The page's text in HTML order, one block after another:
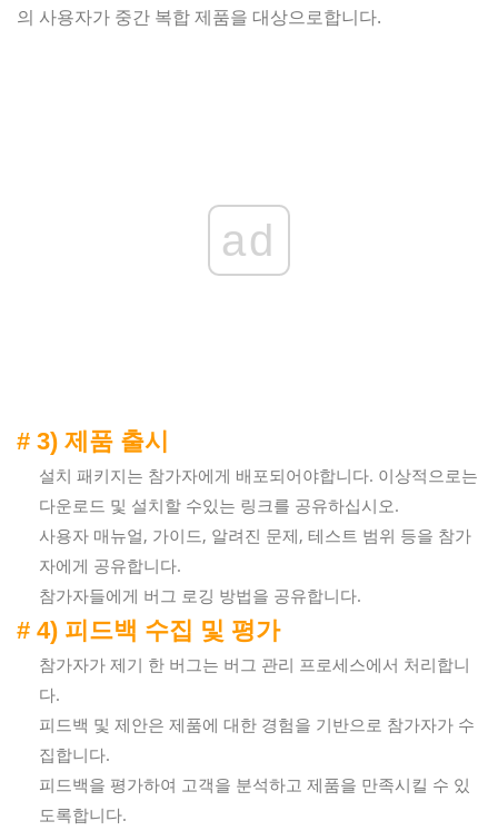
의 사용자가 중간 복합 제품을 대상으로합니다.
ad
# 3) 제품 출시
설치 패키지는 참가자에게 배포되어야합니다. 이상적으로는
다운로드 및 설치할 수있는 링크를 공유하십시오.
사용자 매뉴얼, 가이드, 알려진 문제, 테스트 범위 등을 참가
자에게 공유합니다.
참가자들에게 버그 로깅 방법을 공유합니다.
# 4) 피드백 수집 및 평가
참가자가 제기 한 버그는 버그 관리 프로세스에서 처리합니
다.
피드백 및 제안은 제품에 대한 경험을 기반으로 참가자가 수
집합니다.
피드백을 평가하여 고객을 분석하고 제품을 만족시킬 수 있
도록합니다.